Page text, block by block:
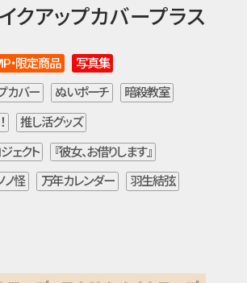
クアップカバープラス
・限定商品 写真集
カバー ぬいポーチ 暗殺教室
推し活グッズ
ェクト 『彼女、お借りします』
ノ怪 万年カレンダー 羽生結弦